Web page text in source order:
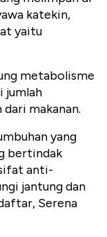
katekin,
yaitu
metabolisme
jumlah
makanan.
yang
bertindak
anti-
jantung dan
Serena